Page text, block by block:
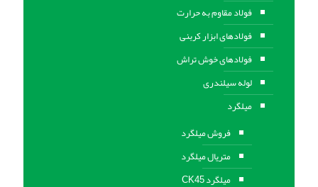
فولاد مقاوم به حرارت
فولادهای ابزار کربنی
فولادهای خوش تراش
لوله سیلندری
میلگرد
فروش میلگرد
متریال میلگرد
میلگرد CK45